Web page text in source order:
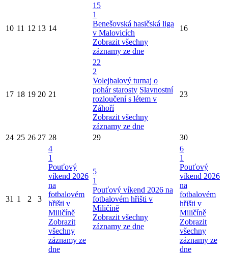
10 11 12 13 14
15
1
Benešovská hasičská liga
v Malovicích
Zobrazit všechny
záznamy ze dne
16
17 18 19 20 21
22
2
Volejbalový turnaj o
pohár starosty Slavnostní
rozloučení s létem v
Záhoří
Zobrazit všechny
záznamy ze dne
23
24 25 26 27 28 29 30
31 1 2 3
4
1
Pouťový
víkend 2026
na
fotbalovém
hřišti v
Miličíně
Zobrazit
všechny
záznamy ze
dne
5
1
Pouťový víkend 2026 na
fotbalovém hřišti v
Miličíně
Zobrazit všechny
záznamy ze dne
6
1
Pouťový
víkend 2026
na
fotbalovém
hřišti v
Miličíně
Zobrazit
všechny
záznamy ze
dne